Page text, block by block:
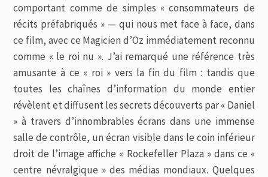
comportant comme de simples « consommateurs de
récits préfabriqués » — qui nous met face à face, dans
ce film, avec ce Magicien d’Oz immédiatement reconnu
comme « le roi nu ». J’ai remarqué une référence très
amusante à ce « roi » vers la fin du film : tandis que
toutes les chaînes d’information du monde entier
révèlent et diffusent les secrets découverts par « Daniel
» à travers d’innombrables écrans dans une immense
salle de contrôle, un écran visible dans le coin inférieur
droit de l’image affiche « Rockefeller Plaza » dans ce «
centre névralgique » des médias mondiaux. Quelques